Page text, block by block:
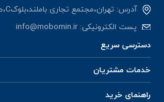
آدرس: تهران،مجتمع تجاری باملند،بلوکC،طبقه همکف،واحد 34GB
پست الکترونیکی:info@mobomin.ir
دسترسی سریع
خدمات مشتریان
راهنمای خرید